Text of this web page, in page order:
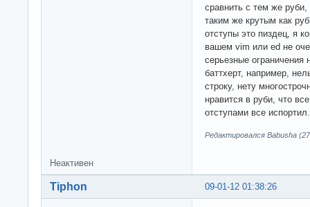
сравнить с тем же руби,
таким же крутым как
отступы это пиздец, я
вашем vim или ed не
серьезные ограничения
баттхерт, например,
строку, нету
нравится в руби, что
отступами все испортил.
Редактировался Babusha
Неактивен
09-01-12 01:38:26
Tiphon